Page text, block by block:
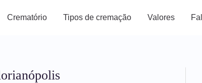
Crematório Tipos de cremação Valores